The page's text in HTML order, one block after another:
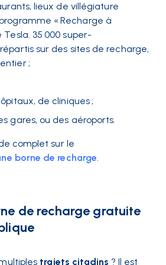
lieux de villégiature
« Recharge à
35 000 super-
sur des sites de recharge,
;
de cliniques ;
gares, ou des aéroports.
complet sur le
borne de recharge.
de recharge gratuite
trajets citadins ? Il est